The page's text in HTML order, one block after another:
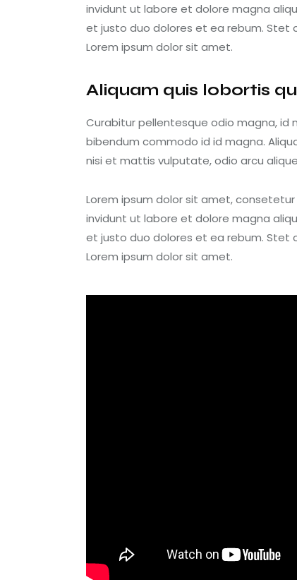
invidunt ut labore et dolore magna
et justo duo dolores et ea rebum. Stet
Lorem ipsum dolor sit amet.
Aliquam quis lobortis
Curabitur pellentesque odio magna, id
bibendum commodo id id magna.
nisi et mattis vulputate, odio arcu
Lorem ipsum dolor sit amet,
invidunt ut labore et dolore magna
et justo duo dolores et ea rebum. Stet
Lorem ipsum dolor sit amet.